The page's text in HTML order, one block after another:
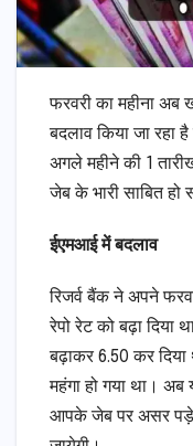
फरवरी का महीना अब
बदलाव किया जा रहा
अगले महीने की 1
जेब के भारी साबित
ईएमआई में बदलाव
रिजर्व बैंक ने अपने
रेपो रेट को बढ़ा
बढ़ाकर 6.50 कर
महंगा हो गया था। अब
आपके जेब पर असर